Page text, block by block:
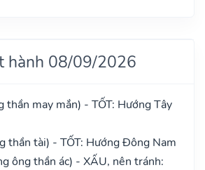
hành 08/09/2026
thần may mắn) - TỐT: Hướng Tây
thần tài) - TỐT: Hướng Đông Nam
ông thần ác) - XẤU, nên tránh: